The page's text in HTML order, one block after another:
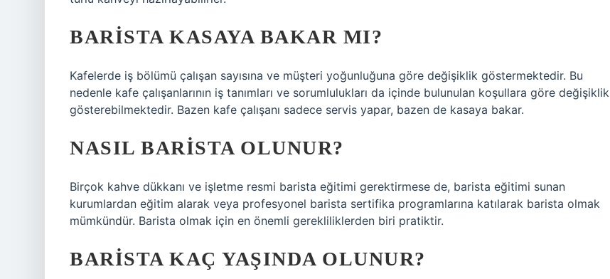
BARISTA KASAYA BAKAR MI?
Kafelerde iş bölümü çalışan sayısına ve müşteri yoğunluğuna göre değişiklik göstermektedir. Bu
nedenle kafe çalışanlarının iş tanımları ve sorumlulukları da içinde bulunulan koşullara göre değişiklik
gösterebilmektedir. Bazen kafe çalışanı sadece servis yapar, bazen de kasaya bakar.
NASIL BARISTA OLUNUR?
Birçok kahve dükkanı ve işletme resmi barista eğitimi gerektirmese de, barista eğitimi sunan
kurumlardan eğitim alarak veya profesyonel barista sertifika programlarına katılarak barista olmak
mümkündür. Barista olmak için en önemli gerekliliklerden biri pratiktir.
BARISTA KAÇ YAŞINDA OLUNUR?